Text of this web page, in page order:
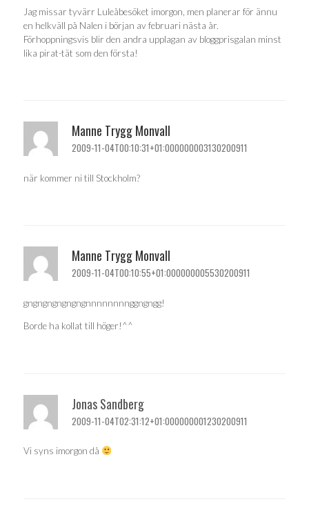
Jag missar tyvärr Luleåbesöket imorgon, men planerar för ännu
en helkväll på Nalen i början av februari nästa år.
Förhoppningsvis blir den andra upplagan av bloggprisgalan minst
lika pirat-tät som den första!
Manne Trygg Monvall
2009-11-04T00:10:31+01:000000003130200911
när kommer ni till Stockholm?
Manne Trygg Monvall
2009-11-04T00:10:55+01:000000005530200911
gngngngngngngnnnnnnnnggngngg!
Borde ha kollat till höger!^^
Jonas Sandberg
2009-11-04T02:31:12+01:000000001230200911
Vi syns imorgon då